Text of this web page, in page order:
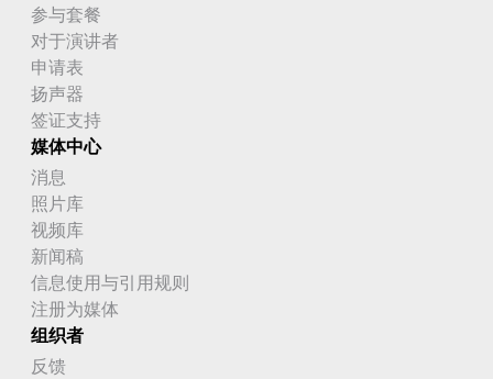
参与套餐
对于演讲者
申请表
扬声器
签证支持
媒体中心
消息
照片库
视频库
新闻稿
信息使用与引用规则
注册为媒体
组织者
反馈